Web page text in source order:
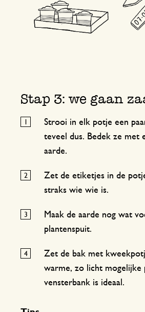
Stap 3: we gaan
Strooi in elk potje een
teveel dus. Bedek ze met
aarde.
Zet de etiketjes in de
straks wie wie is.
Maak de aarde nog wat
plantenspuit.
Zet de bak met
warme, zo licht mogelijke
vensterbank is ideaal.